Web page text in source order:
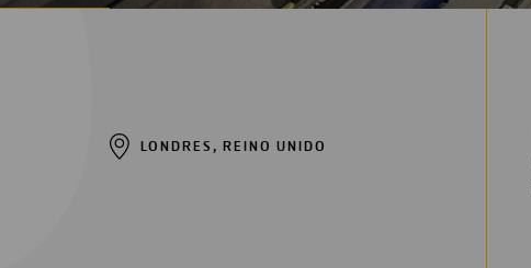
LONDRES, REINO UNIDO